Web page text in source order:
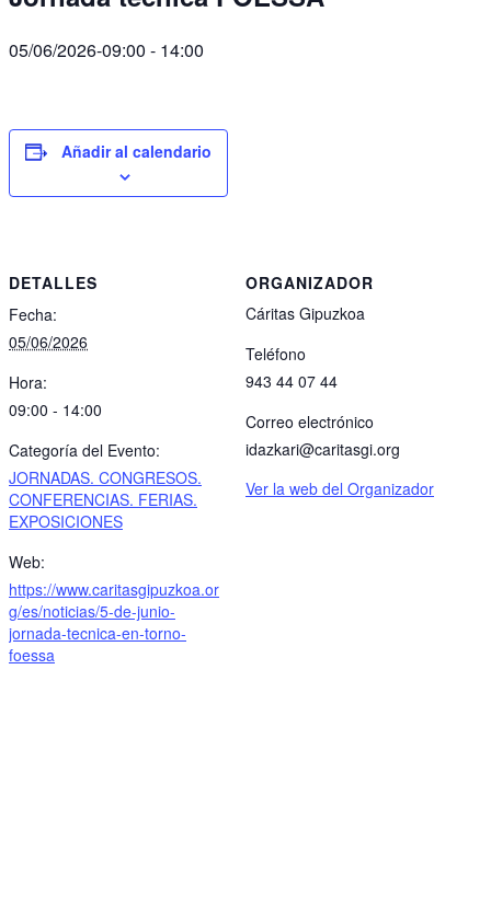
05/06/2026-09:00 - 14:00
Añadir al calendario
DETALLES
Fecha:
05/06/2026
Hora:
09:00 - 14:00
Categoría del Evento:
JORNADAS. CONGRESOS.
CONFERENCIAS. FERIAS.
EXPOSICIONES
Web:
https://www.caritasgipuzkoa.or
g/es/noticias/5-de-junio-
jornada-tecnica-en-torno-
foessa
ORGANIZADOR
Cáritas Gipuzkoa
Teléfono
943 44 07 44
Correo electrónico
idazkari@caritasgi.org
Ver la web del Organizador